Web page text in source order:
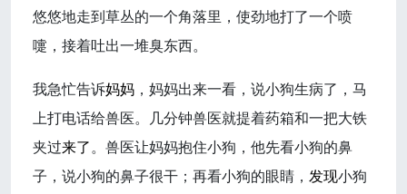
悠悠地走到草丛的一个角落里，使劲地打了一个喷
嚏，接着吐出一堆臭东西。
我急忙告诉妈妈 ，妈妈出来一看，说小狗生病了，马
上打电话给兽医。几分钟兽医就提着药箱和一把大铁
夹过来了。兽医让妈妈抱住小狗，他先看小狗的鼻
子，说小狗的鼻子很干；再看小狗的眼睛， 发现小狗